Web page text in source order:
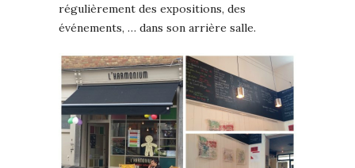
régulièrement des expositions, des
événements, … dans son arrière salle.